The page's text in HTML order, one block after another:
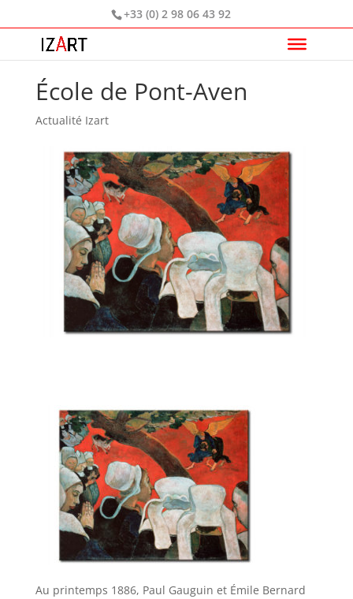
+33 (0) 2 98 06 43 92
École de Pont-Aven
Actualité Izart
Au printemps 1886, Paul Gauguin et Émile Bernard